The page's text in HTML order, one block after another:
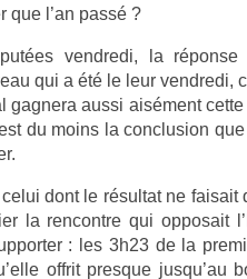
que l’an passé ?
vendredi, la réponse
qui a été le leur vendredi,
gag­nera aussi aisément
du moins la con­clus­ion que
dont le résul­tat ne faisait
la re­ncontre qui op­posait
: les 3h23 de la
of­frit pre­sque jusqu’au